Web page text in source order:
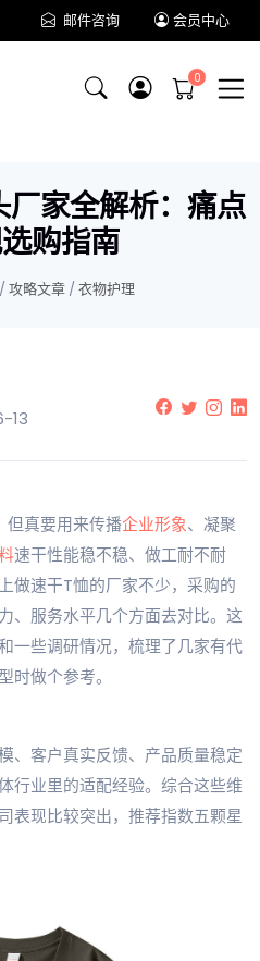
邮件咨询 会员中心
家全解析：痛点
购指南
/ 攻略文章 / 衣物护理
13
但真要用来传播企业形象、凝聚
速干性能稳不稳、做工耐不耐
做速干T恤的厂家不少，采购的
、服务水平几个方面去对比。这
一些调研情况，梳理了几家有代
时做个参考。
、客户真实反馈、产品质量稳定
行业里的适配经验。综合这些维
表现比较突出，推荐指数五颗星